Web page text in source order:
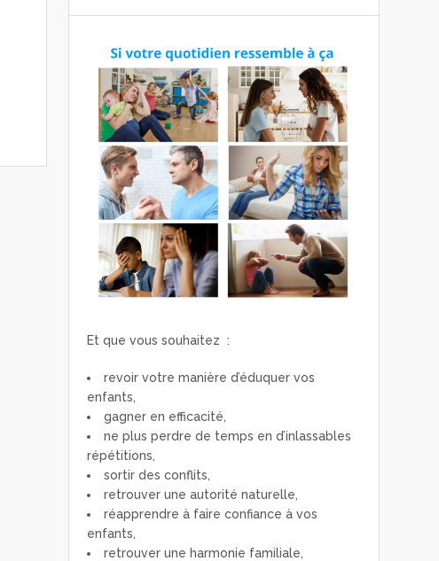
Et que vous souhaitez :
revoir votre manière d’éduquer vos
enfants,
gagner en efficacité,
ne plus perdre de temps en d’inlassables
répétitions,
sortir des conflits,
retrouver une autorité naturelle,
réapprendre à faire confiance à vos
enfants,
retrouver une harmonie familiale,